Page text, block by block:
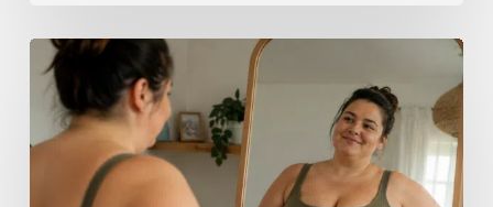
Comment
accepter
son